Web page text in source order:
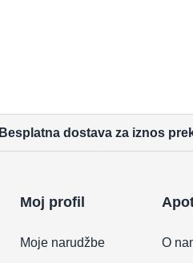
Besplatna dostava za iznos
Moj profil
Moje narudžbe O